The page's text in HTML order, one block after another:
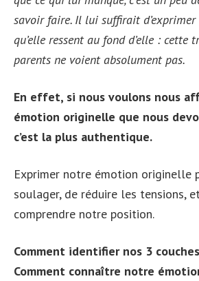
savoir faire. Il lui suffirait d’exprimer
qu’elle ressent au fond d’elle : cette
parents ne voient absolument pas.
En effet, si nous voulons nous
émotion originelle que nous
c’est la plus authentique.
Exprimer notre émotion originelle
soulager, de réduire les tensions,
comprendre notre position.
Comment identifier nos 3
Comment connaître notre